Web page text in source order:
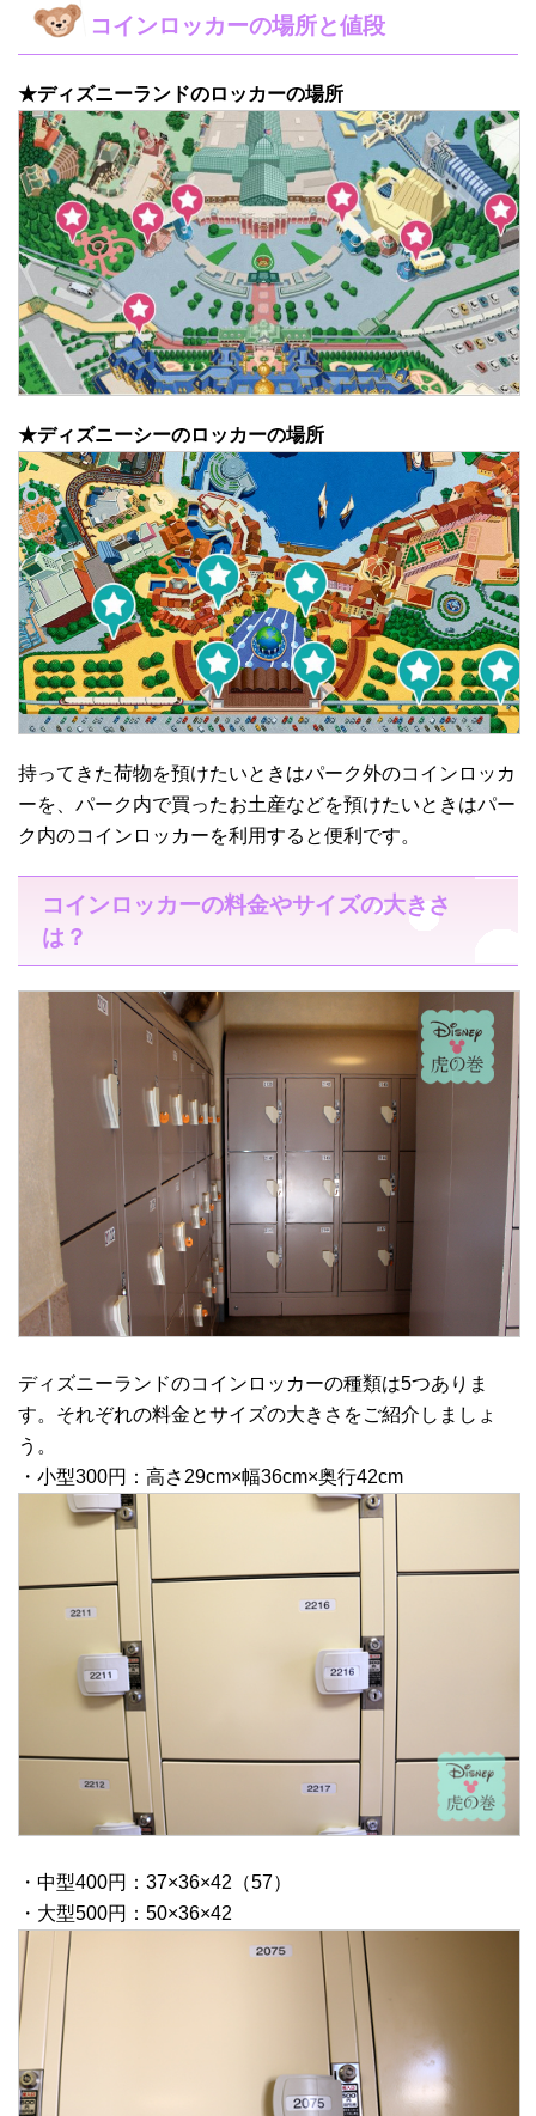
コインロッカーの場所と値段
★ディズニーランドのロッカーの場所
★ディズニーシーのロッカーの場所
持ってきた荷物を預けたいときはパーク外のコインロッカ
ーを、パーク内で買ったお土産などを預けたいときはパー
ク内のコインロッカーを利用すると便利です。
コインロッカーの料金やサイズの大きさ
は？
ディズニーランドのコインロッカーの種類は5つありま
す。それぞれの料金とサイズの大きさをご紹介しましょ
う。
・小型300円：高さ29cm×幅36cm×奥行42cm
・中型400円：37×36×42（57）
・大型500円：50×36×42